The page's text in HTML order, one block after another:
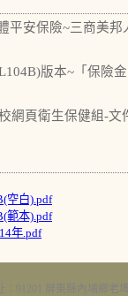
平安保險~三商美
版本~「保險
網頁衛生保健組-文
空白).pdf
範本).pdf
年.pdf
91201 屏東縣內埔鄉老